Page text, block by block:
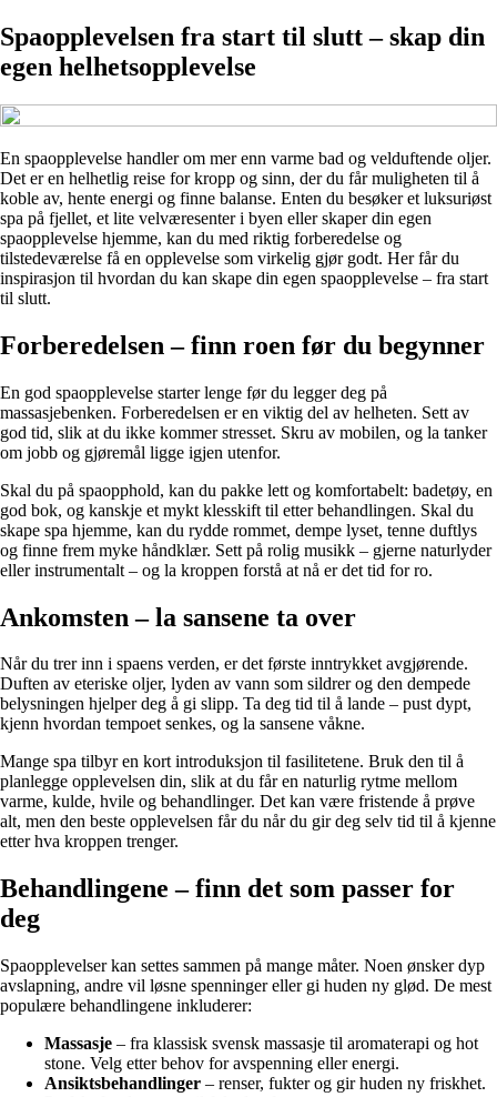
Spaopplevelsen fra start til slutt – skap din
egen helhetsopplevelse
En spaopplevelse handler om mer enn varme bad og velduftende oljer.
Det er en helhetlig reise for kropp og sinn, der du får muligheten til å
koble av, hente energi og finne balanse. Enten du besøker et luksuriøst
spa på fjellet, et lite velværesenter i byen eller skaper din egen
spaopplevelse hjemme, kan du med riktig forberedelse og
tilstedeværelse få en opplevelse som virkelig gjør godt. Her får du
inspirasjon til hvordan du kan skape din egen spaopplevelse – fra start
til slutt.
Forberedelsen – finn roen før du begynner
En god spaopplevelse starter lenge før du legger deg på
massasjebenken. Forberedelsen er en viktig del av helheten. Sett av
god tid, slik at du ikke kommer stresset. Skru av mobilen, og la tanker
om jobb og gjøremål ligge igjen utenfor.
Skal du på spaopphold, kan du pakke lett og komfortabelt: badetøy, en
god bok, og kanskje et mykt klesskift til etter behandlingen. Skal du
skape spa hjemme, kan du rydde rommet, dempe lyset, tenne duftlys
og finne frem myke håndklær. Sett på rolig musikk – gjerne naturlyder
eller instrumentalt – og la kroppen forstå at nå er det tid for ro.
Ankomsten – la sansene ta over
Når du trer inn i spaens verden, er det første inntrykket avgjørende.
Duften av eteriske oljer, lyden av vann som sildrer og den dempede
belysningen hjelper deg å gi slipp. Ta deg tid til å lande – pust dypt,
kjenn hvordan tempoet senkes, og la sansene våkne.
Mange spa tilbyr en kort introduksjon til fasilitetene. Bruk den til å
planlegge opplevelsen din, slik at du får en naturlig rytme mellom
varme, kulde, hvile og behandlinger. Det kan være fristende å prøve
alt, men den beste opplevelsen får du når du gir deg selv tid til å kjenne
etter hva kroppen trenger.
Behandlingene – finn det som passer for
deg
Spaopplevelser kan settes sammen på mange måter. Noen ønsker dyp
avslapning, andre vil løsne spenninger eller gi huden ny glød. De mest
populære behandlingene inkluderer:
Massasje – fra klassisk svensk massasje til aromaterapi og hot
stone. Velg etter behov for avspenning eller energi.
Ansiktsbehandlinger – renser, fukter og gir huden ny friskhet.